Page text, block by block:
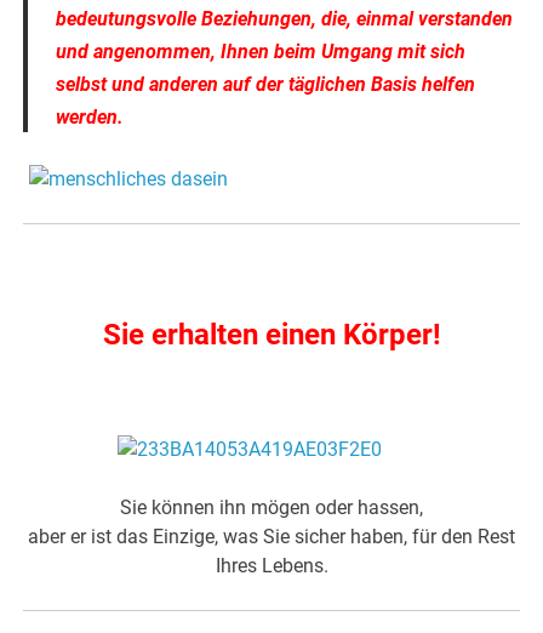
bedeutungsvolle Beziehungen, die, einmal verstanden
und angenommen, Ihnen beim Umgang mit sich
selbst und anderen auf der täglichen Basis helfen
werden.
Sie erhalten einen Körper!
Sie können ihn mögen oder hassen,
aber er ist das Einzige, was Sie sicher haben, für den Rest
Ihres Lebens.